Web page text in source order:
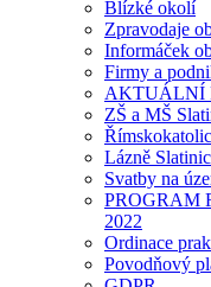
Blízké okolí
Zpravodaje
Informáček
Firmy a
AKTUÁLNÍ
ZŠ a MŠ
Lázně
Svatby na
PROGRAM
2022
Ordinace
Povodňový